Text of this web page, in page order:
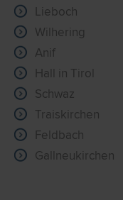
Lieboch
Wilhering
Anif
Hall in Tirol
Schwaz
Traiskirchen
Feldbach
Gallneukirchen